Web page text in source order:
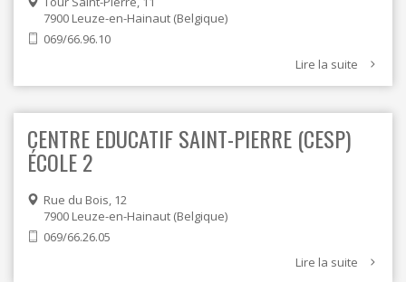
7900 Leuze-en-Hainaut Belgique
069/66.96.10
Lire la suite
CENTRE EDUCATIF SAINT-PIERRE (CESP)
ÉCOLE 2
Rue du Bois, 12
7900 Leuze-en-Hainaut Belgique
069/66.26.05
Lire la suite